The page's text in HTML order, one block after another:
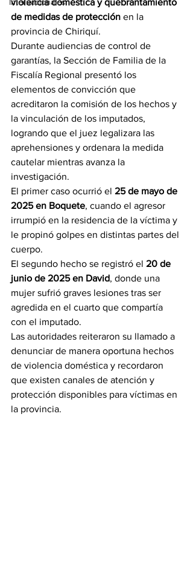
violencia doméstica y quebrantamiento
de medidas de protección en la
provincia de Chiriquí.
Durante audiencias de control de
garantías, la Sección de Familia de la
Fiscalía Regional presentó los
elementos de convicción que
acreditaron la comisión de los hechos y
la vinculación de los imputados,
logrando que el juez legalizara las
aprehensiones y ordenara la medida
cautelar mientras avanza la
investigación.
El primer caso ocurrió el 25 de mayo de
2025 en Boquete, cuando el agresor
irrumpió en la residencia de la víctima y
le propinó golpes en distintas partes del
cuerpo.
El segundo hecho se registró el 20 de
junio de 2025 en David, donde una
mujer sufrió graves lesiones tras ser
agredida en el cuarto que compartía
con el imputado.
Las autoridades reiteraron su llamado a
denunciar de manera oportuna hechos
de violencia doméstica y recordaron
que existen canales de atención y
protección disponibles para víctimas en
la provincia.